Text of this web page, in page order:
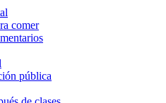
comer
pública